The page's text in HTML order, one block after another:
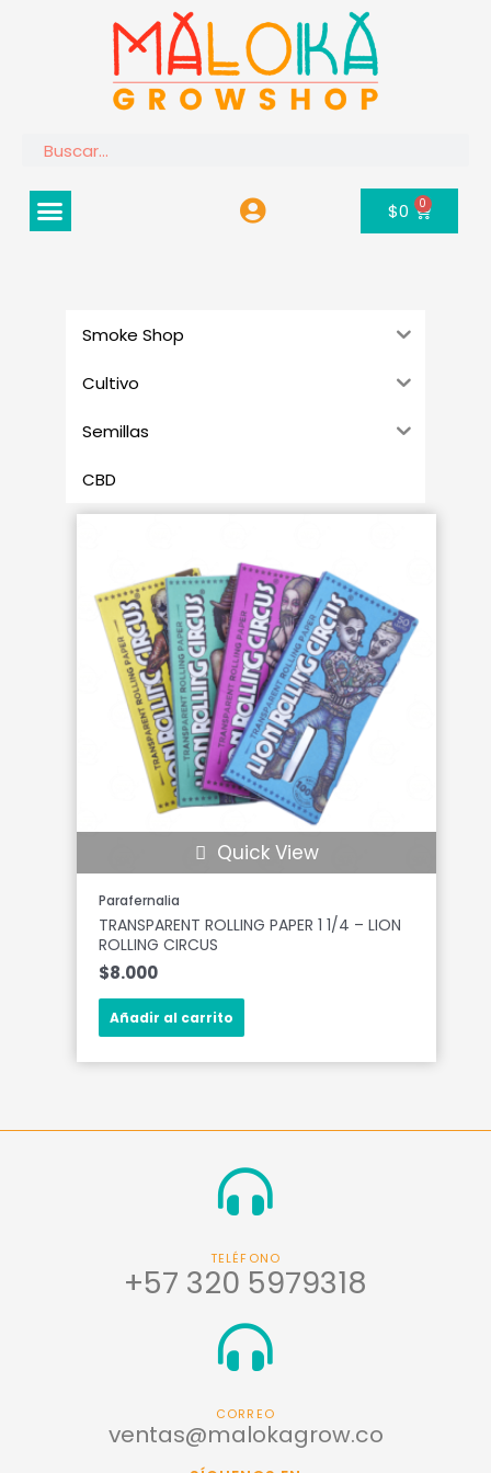
Buscar
Menú $0 0 Carrito
Smoke Shop
Cultivo
Semillas
CBD
Quick View
Parafernalia
TRANSPARENT ROLLING PAPER 1 1/4 – LION
ROLLING CIRCUS
$8.000
Añadir al carrito
TELÉFONO
+57 320 5979318
CORREO
ventas@malokagrow.co